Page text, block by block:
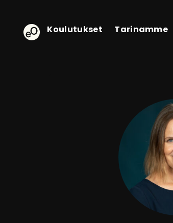
eOppiva - Etusivulle
Koulutukset Tarinamme